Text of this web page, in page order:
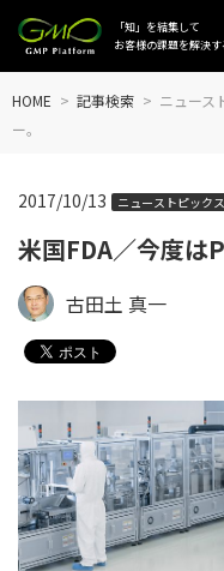
「知」を結集して
お客様の課題を解決
HOME 記事検索 ニュース
ー。
米国FDA／今度は
2017/10/13 ニューストピックス
古田土 真一